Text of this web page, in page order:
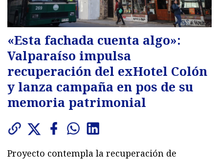
«Esta fachada cuenta algo»:
Valparaíso impulsa
recuperación del exHotel Colón
y lanza campaña en pos de su
memoria patrimonial
Proyecto contempla la recuperación de